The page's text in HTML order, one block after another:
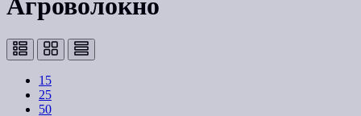
Агроволокно
15
25
50